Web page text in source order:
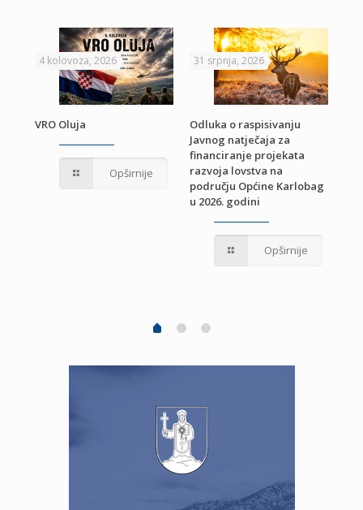
4 kolovoza, 2026
VRO Oluja
Opširnije
31 srpnja, 2026
Odluka o raspisivanju
Javnog natječaja za
financiranje projekata
razvoja lovstva na
području Općine Karlobag
u 2026. godini
Opširnije